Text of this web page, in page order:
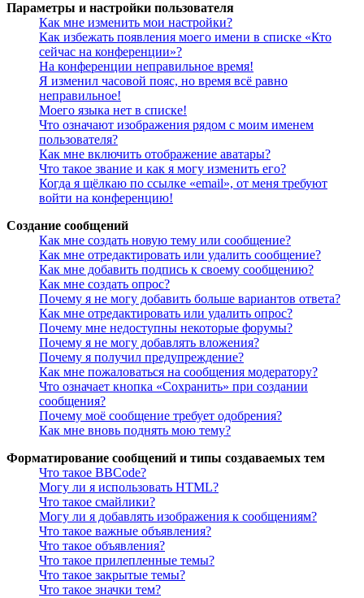
Параметры и настройки пользователя
Как мне изменить мои настройки?
Как избежать появления моего имени в списке «Кто
сейчас на конференции»?
На конференции неправильное время!
Я изменил часовой пояс, но время всё равно
неправильное!
Моего языка нет в списке!
Что означают изображения рядом с моим именем
пользователя?
Как мне включить отображение аватары?
Что такое звание и как я могу изменить его?
Когда я щёлкаю по ссылке «email», от меня требуют
войти на конференцию!
Создание сообщений
Как мне создать новую тему или сообщение?
Как мне отредактировать или удалить сообщение?
Как мне добавить подпись к своему сообщению?
Как мне создать опрос?
Почему я не могу добавить больше вариантов ответа?
Как мне отредактировать или удалить опрос?
Почему мне недоступны некоторые форумы?
Почему я не могу добавлять вложения?
Почему я получил предупреждение?
Как мне пожаловаться на сообщения модератору?
Что означает кнопка «Сохранить» при создании
сообщения?
Почему моё сообщение требует одобрения?
Как мне вновь поднять мою тему?
Форматирование сообщений и типы создаваемых тем
Что такое BBCode?
Могу ли я использовать HTML?
Что такое смайлики?
Могу ли я добавлять изображения к сообщениям?
Что такое важные объявления?
Что такое объявления?
Что такое прилепленные темы?
Что такое закрытые темы?
Что такое значки тем?